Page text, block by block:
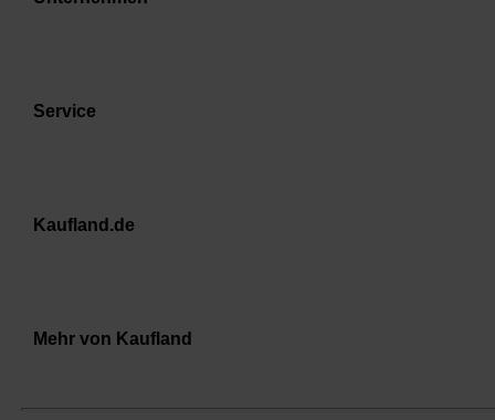
Service
Kaufland.de
Mehr von Kaufland